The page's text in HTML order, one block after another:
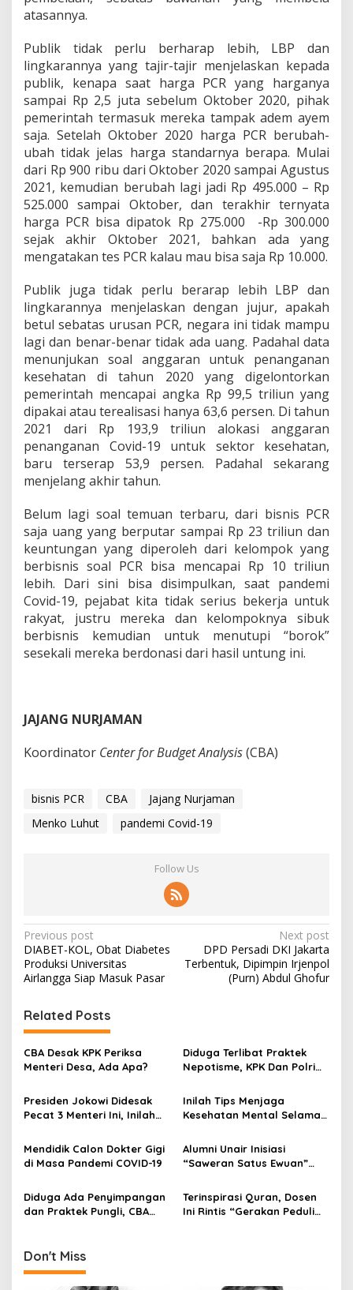
atasannya.
Publik tidak perlu berharap lebih, LBP dan
lingkarannya yang tajir-tajir menjelaskan kepada
publik, kenapa saat harga PCR yang harganya
sampai Rp 2,5 juta sebelum Oktober 2020, pihak
pemerintah termasuk mereka tampak adem ayem
saja. Setelah Oktober 2020 harga PCR berubah-
ubah tidak jelas harga standarnya berapa. Mulai
dari Rp 900 ribu dari Oktober 2020 sampai Agustus
2021, kemudian berubah lagi jadi Rp 495.000 – Rp
525.000 sampai Oktober, dan terakhir ternyata
harga PCR bisa dipatok Rp 275.000 -Rp 300.000
sejak akhir Oktober 2021, bahkan ada yang
mengatakan tes PCR kalau mau bisa saja Rp 10.000.
Publik juga tidak perlu berarap lebih LBP dan
lingkarannya menjelaskan dengan jujur, apakah
betul sebatas urusan PCR, negara ini tidak mampu
lagi dan benar-benar tidak ada uang. Padahal data
menunjukan soal anggaran untuk penanganan
kesehatan di tahun 2020 yang digelontorkan
pemerintah mencapai angka Rp 99,5 triliun yang
dipakai atau terealisasi hanya 63,6 persen. Di tahun
2021 dari Rp 193,9 triliun alokasi anggaran
penanganan Covid-19 untuk sektor kesehatan,
baru terserap 53,9 persen. Padahal sekarang
menjelang akhir tahun.
Belum lagi soal temuan terbaru, dari bisnis PCR
saja uang yang berputar sampai Rp 23 triliun dan
keuntungan yang diperoleh dari kelompok yang
berbisnis soal PCR bisa mencapai Rp 10 triliun
lebih. Dari sini bisa disimpulkan, saat pandemi
Covid-19, pejabat kita tidak serius bekerja untuk
rakyat, justru mereka dan kelompoknya sibuk
berbisnis kemudian untuk menutupi “borok”
sesekali mereka berdonasi dari hasil untung ini.
JAJANG NURJAMAN
Koordinator Center for Budget Analysis(CBA)
bisnis PCR CBA
Jajang Nurjaman
Menko Luhut
pandemi Covid-19
Follow Us
P
o
s
t
n
a
v
i
g
t
o
Previous post
DIABET-KOL, Obat Diabetes
Produksi Universitas
Airlangga Siap Masuk Pasar
Next post
DPD Persadi DKI Jakarta
Terbentuk, Dipimpin Irjenpol
(Purn) Abdul Ghofur
Related Posts
CBA Desak KPK Periksa
Menteri Desa, Ada Apa?
Diduga Terlibat Praktek
Nepotisme, KPK Dan Polri
Presiden Jokowi Didesak
Pecat 3 Menteri Ini, Inilah
Inilah Tips Menjaga
Kesehatan Mental Selama
Mendidik Calon Dokter Gigi
di Masa Pandemi COVID-19
Alumni Unair Inisiasi
“Saweran Satus Ewuan”
Ambulance Untuk RSUA
Diduga Ada Penyimpangan
dan Praktek Pungli, CBA
Terinspirasi Quran, Dosen
Ini Rintis “Gerakan Peduli
Don't Miss